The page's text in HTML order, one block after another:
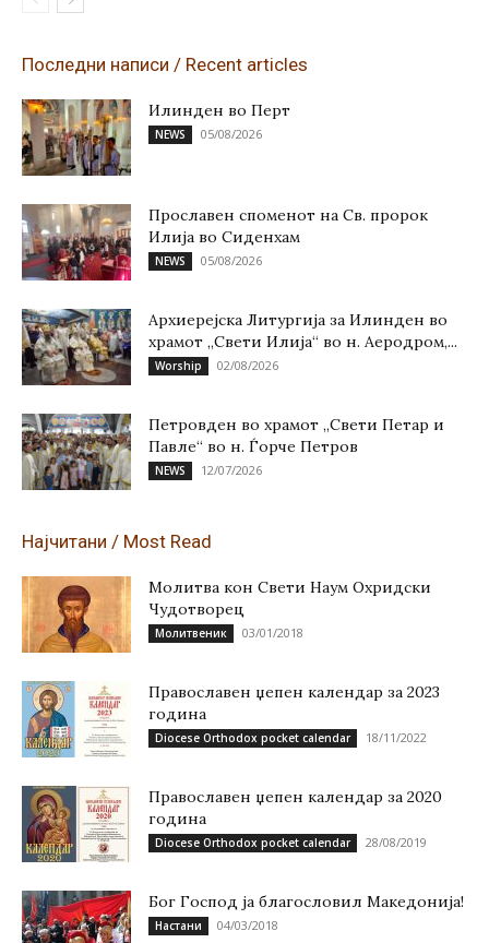
Последни написи / Recent articles
Илинден во Перт
NEWS 05/08/2026
Прославен споменот на Св. пророк
Илија во Сиденхам
NEWS 05/08/2026
Архиерејска Литургија за Илинден во
храмот „Свети Илија“ во н. Аеродром,...
Worship 02/08/2026
Петровден во храмот „Свети Петар и
Павле“ во н. Ѓорче Петров
NEWS 12/07/2026
Најчитани / Most Read
Молитва кон Свети Наум Охридски
Чудотворец
Молитвеник 03/01/2018
Православен џепен календар за 2023
година
Diocese Orthodox pocket calendar 18/11/2022
Православен џепен календар за 2020
година
Diocese Orthodox pocket calendar 28/08/2019
Бог Господ ја благословил Македонија!
Настани 04/03/2018